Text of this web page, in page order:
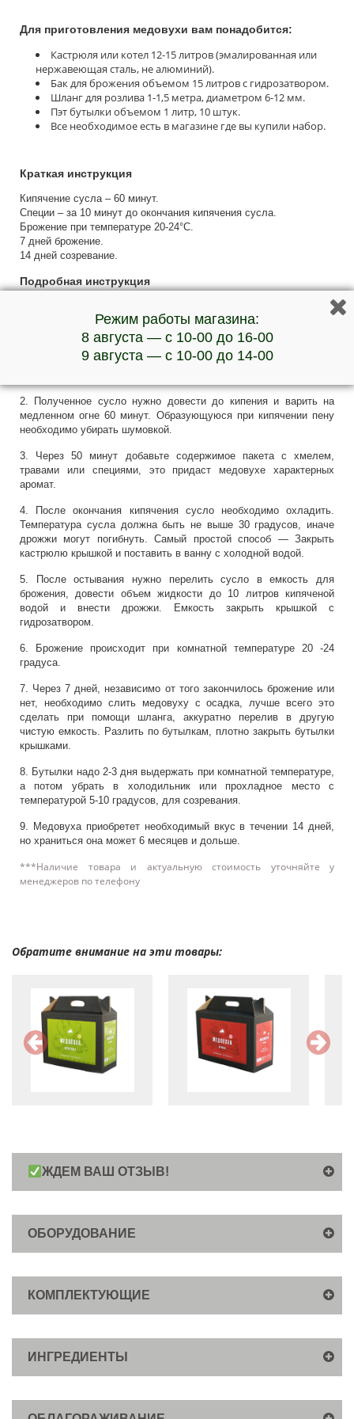
Для приготовления медовухи вам понадобится:
Кастрюля или котел 12-15 литров (эмалированная или
нержавеющая сталь, не алюминий).
Бак для брожения объемом 15 литров с гидрозатвором.
Шланг для розлива 1-1,5 метра, диаметром 6-12 мм.
Пэт бутылки объемом 1 литр, 10 штук.
Все необходимое есть в магазине где вы купили набор.
Краткая инструкция
Кипячение сусла – 60 минут.
Специи – за 10 минут до окончания кипячения сусла.
Брожение при температуре 20-24°С.
7 дней брожение.
14 дней созревание.
Подробная инструкция
1. Возьмите кастрюлю или емкость из нержавеющей стали
объемом 15 литров. Налейте в кастрюлю 10 литров воды и
влейте мед из пакета. Хорошенько размешайте.
Внимание! Если мед будет трудно выливаться, то можно
2. Полученное сусло нужно довести до кипения и варить на
медленном огне 60 минут. Образующуюся при кипячении пену
необходимо убирать шумовкой.
3. Через 50 минут добавьте содержимое пакета с хмелем,
травами или специями, это придаст медовухе характерных
аромат.
4. После окончания кипячения сусло необходимо охладить.
Температура сусла должна быть не выше 30 градусов, иначе
дрожжи могут погибнуть. Самый простой способ — Закрыть
кастрюлю крышкой и поставить в ванну с холодной водой.
5. После остывания нужно перелить сусло в емкость для
брожения, довести объем жидкости до 10 литров кипяченой
водой и внести дрожжи. Емкость закрыть крышкой с
гидрозатвором.
6. Брожение происходит при комнатной температуре 20 -24
градуса.
7. Через 7 дней, независимо от того закончилось брожение или
нет, необходимо слить медовуху с осадка, лучше всего это
сделать при помощи шланга, аккуратно перелив в другую
чистую емкость. Разлить по бутылкам, плотно закрыть бутылки
крышками.
8. Бутылки надо 2-3 дня выдержать при комнатной температуре,
а потом убрать в холодильник или прохладное место с
температурой 5-10 градусов, для созревания.
9. Медовуха приобретет необходимый вкус в течении 14 дней,
но храниться она может 6 месяцев и дольше.
***Наличие товара и актуальную стоимость уточняйте у
менеджеров по телефону
Обратите внимание на эти товары:
ЖДЕМ ВАШ ОТЗЫВ!
ОБОРУДОВАНИЕ
КОМПЛЕКТУЮЩИЕ
ИНГРЕДИЕНТЫ
Режим работы магазина:
8 августа — с 10-00 до 16-00
9 августа — с 10-00 до 14-00